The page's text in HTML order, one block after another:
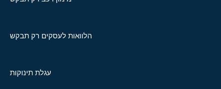
הלוואות לעסקים רק תבקש
עגלת תינוקות